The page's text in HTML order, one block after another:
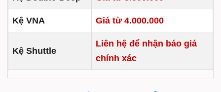
Kệ VNA Giá từ 4.000.000
Kệ Shuttle
Liên hệ để nhận báo giá
chính xác